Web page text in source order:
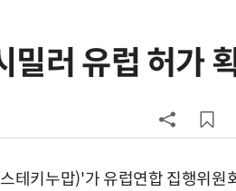
밀러 유럽 허가
테키누맙)'가 유럽연합 집행위원
6
“망막 찍자 심혈관 고위
[K-과학인재 고등학생
“내년 2기로 이어집니